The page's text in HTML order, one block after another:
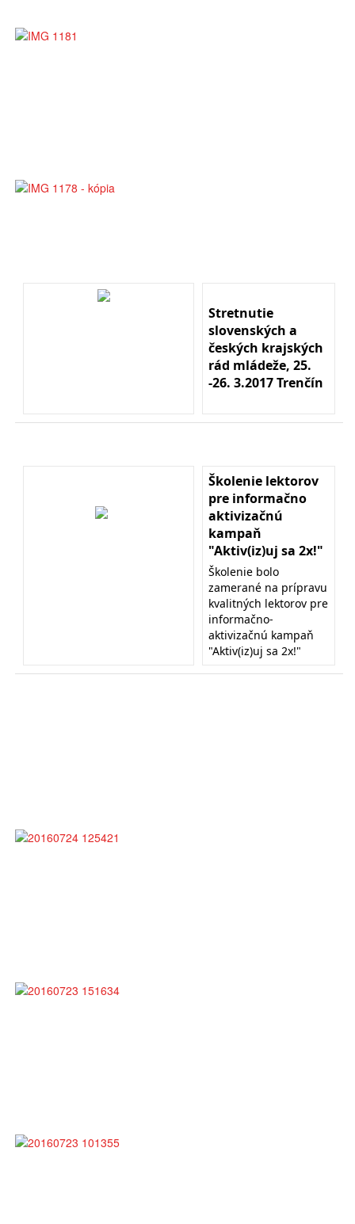
Stretnutie
slovenských a
českých krajských
rád mládeže, 25.
-26. 3.2017 Trenčín
Školenie lektorov
pre informačno
aktivizačnú
kampaň
"Aktiv(iz)uj sa 2x!"
Školenie bolo
zamerané na prípravu
kvalitných lektorov pre
informačno-
aktivizačnú kampaň
"Aktiv(iz)uj sa 2x!"